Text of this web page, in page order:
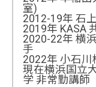
室)
2012-19年 石
2019年 KASA
2020-22年 横
手
2022年 小石川
現在横浜国立
学 非常勤講師